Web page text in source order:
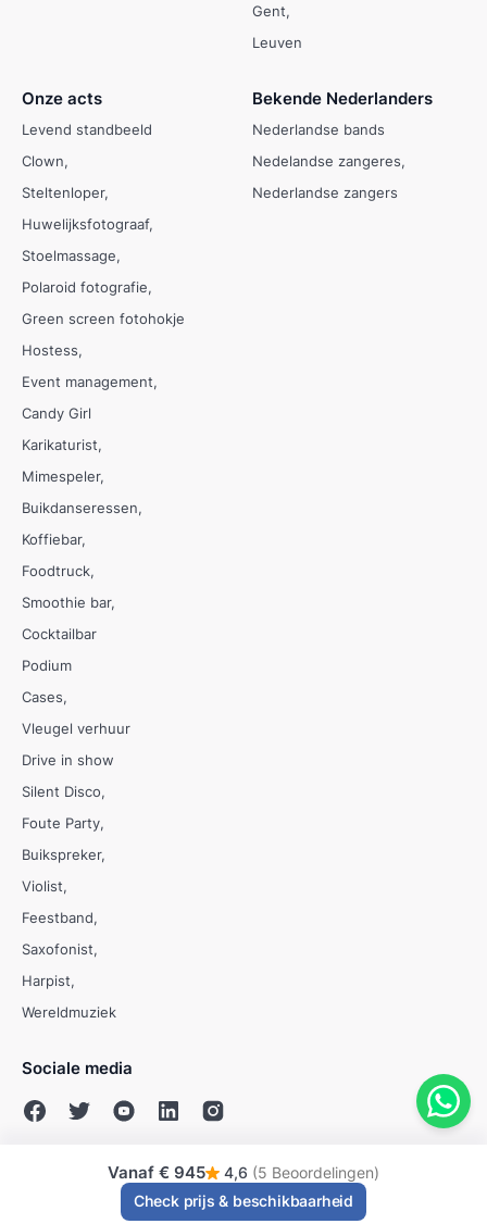
Vanaf € 945 4,6 (5 Beoordelingen)
Check prijs & beschikbaarheid
Gent
Leuven
Onze acts
Levend standbeeld
Clown
Steltenloper
Huwelijksfotograaf
Stoelmassage
Polaroid fotografie
Green screen fotohokje
Hostess
Event management
Candy Girl
Karikaturist
Mimespeler
Buikdanseressen
Koffiebar
Foodtruck
Smoothie bar
Cocktailbar
Podium
Cases
Vleugel verhuur
Drive in show
Silent Disco
Foute Party
Buikspreker
Violist
Feestband
Saxofonist
Harpist
Wereldmuziek
Bekende Nederlanders
Nederlandse bands
Nedelandse zangeres
Nederlandse zangers
Sociale media
© Evenses 2009 - 2026